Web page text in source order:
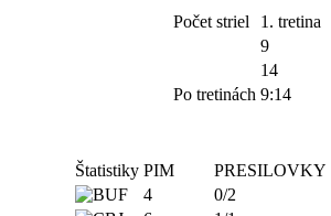
Počet striel
1. tretina
9
14
Po tretinách 9:14
Štatistiky PIM
PRESILOVKY
4
0/2